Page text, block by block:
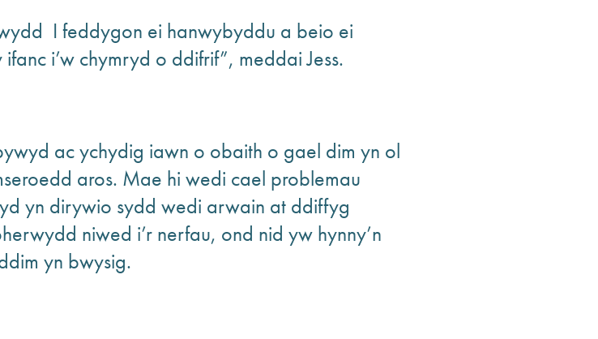
I feddygon ei hanwybyddu a beio ei
i’w chymryd o ddifrif”, meddai Jess.
ac ychydig iawn o obaith o gael dim yn ol
aros. Mae hi wedi cael problemau
yn dirywio sydd wedi arwain at ddiffyg
niwed i’r nerfau, ond nid yw hynny’n
yn bwysig.